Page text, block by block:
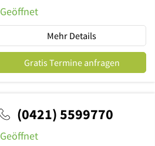
Geöffnet
Mehr Details
Gratis Termine anfragen
(0421) 5599770
Geöffnet